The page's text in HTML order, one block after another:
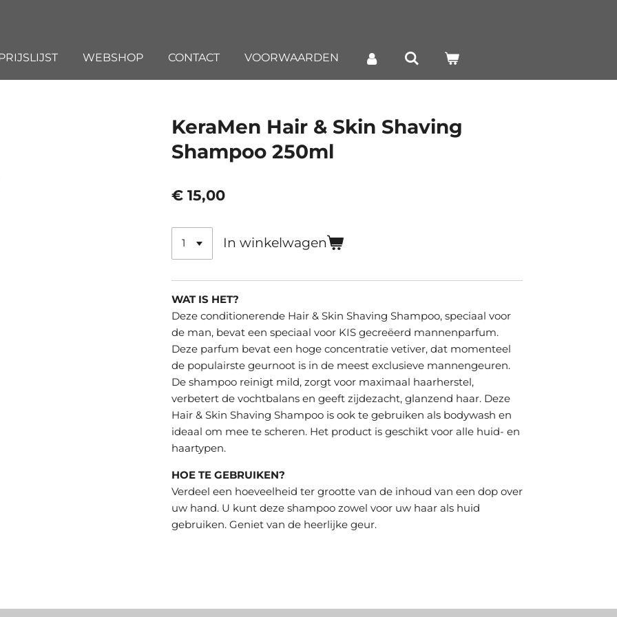
WEBSHOP CONTACT VOORWAARDEN
KeraMen Hair & Skin Shaving
Shampoo 250ml
€ 15,00
In winkelwagen
WAT IS HET?
Deze conditionerende Hair & Skin Shaving Shampoo, speciaal voor
de man, bevat een speciaal voor KIS gecreëerd mannenparfum.
Deze parfum bevat een hoge concentratie vetiver, dat momenteel
de populairste geurnoot is in de meest exclusieve mannengeuren.
De shampoo reinigt mild, zorgt voor maximaal haarherstel,
verbetert de vochtbalans en geeft zijdezacht, glanzend haar. Deze
Hair & Skin Shaving Shampoo is ook te gebruiken als bodywash en
ideaal om mee te scheren. Het product is geschikt voor alle huid- en
haartypen.
HOE TE GEBRUIKEN?
Verdeel een hoeveelheid ter grootte van de inhoud van een dop over
uw hand. U kunt deze shampoo zowel voor uw haar als huid
gebruiken. Geniet van de heerlijke geur.